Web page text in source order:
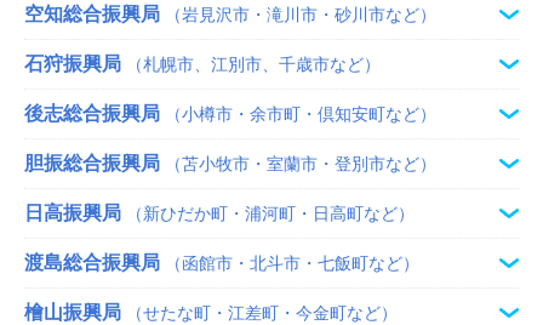
空知総合振興局 （岩見沢市・滝川市・砂川市など）
石狩振興局 （札幌市、江別市、千歳市など）
後志総合振興局 （小樽市・余市町・倶知安町など）
胆振総合振興局 （苫小牧市・室蘭市・登別市など）
日高振興局 （新ひだか町・浦河町・日高町など）
渡島総合振興局 （函館市・北斗市・七飯町など）
檜山振興局 （せたな町・江差町・今金町など）